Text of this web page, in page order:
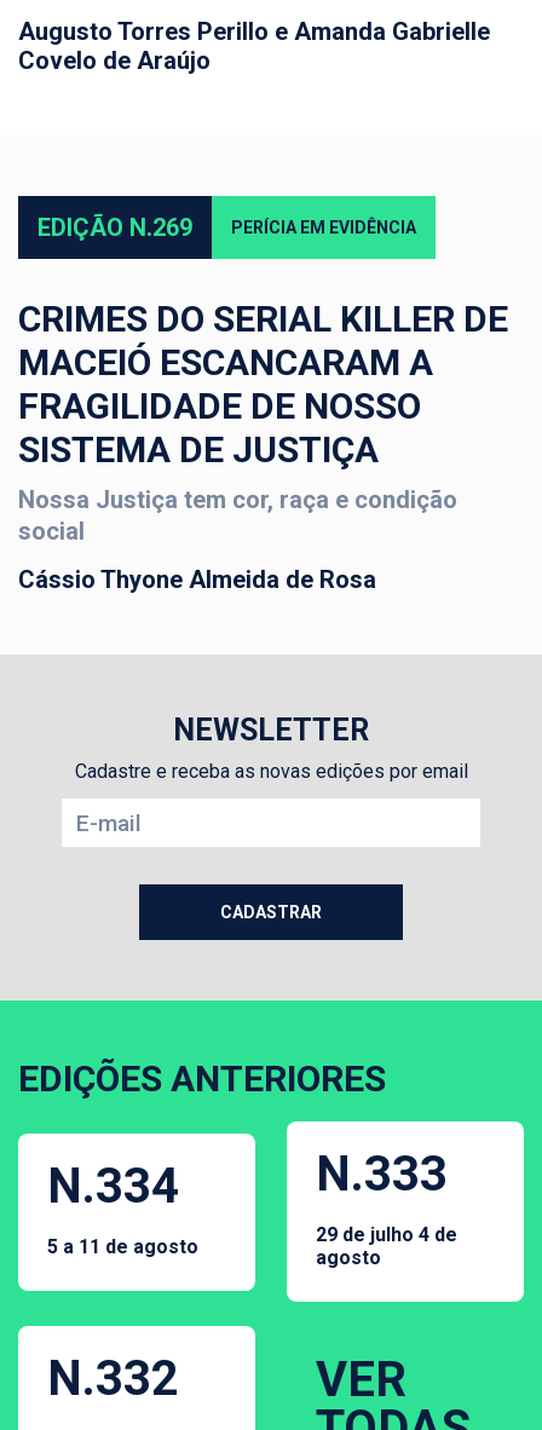
Augusto Torres Perillo e Amanda Gabrielle
Covelo de Araújo
EDIÇÃO N.269 PERÍCIA EM EVIDÊNCIA
CRIMES DO SERIAL KILLER DE
MACEIÓ ESCANCARAM A
FRAGILIDADE DE NOSSO
SISTEMA DE JUSTIÇA
Nossa Justiça tem cor, raça e condição
social
Cássio Thyone Almeida de Rosa
NEWSLETTER
Cadastre e receba as novas edições por email
EDIÇÕES ANTERIORES
N.334
5 a 11 de agosto
N.333
29 de julho 4 de
agosto
N.332
VER